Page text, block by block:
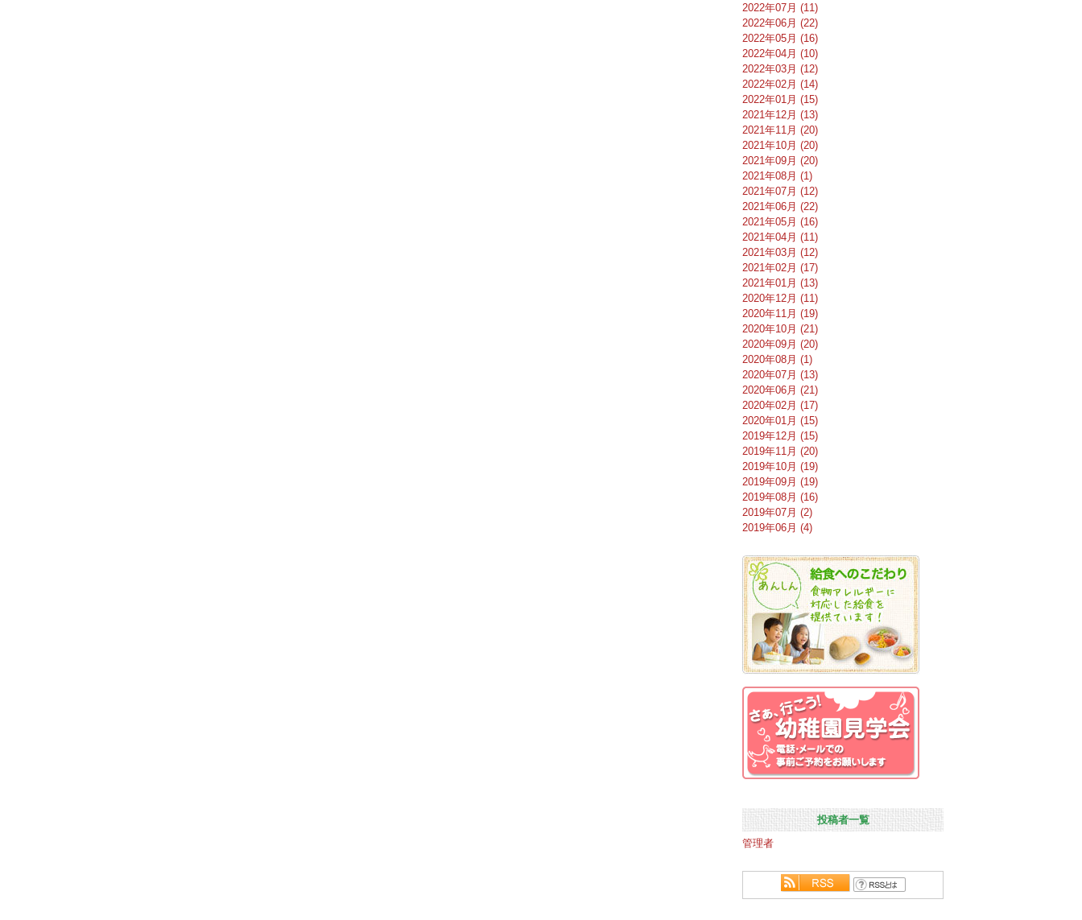
2022年07月 (11)
2022年06月 (22)
2022年05月 (16)
2022年04月 (10)
2022年03月 (12)
2022年02月 (14)
2022年01月 (15)
2021年12月 (13)
2021年11月 (20)
2021年10月 (20)
2021年09月 (20)
2021年08月 (1)
2021年07月 (12)
2021年06月 (22)
2021年05月 (16)
2021年04月 (11)
2021年03月 (12)
2021年02月 (17)
2021年01月 (13)
2020年12月 (11)
2020年11月 (19)
2020年10月 (21)
2020年09月 (20)
2020年08月 (1)
2020年07月 (13)
2020年06月 (21)
2020年02月 (17)
2020年01月 (15)
2019年12月 (15)
2019年11月 (20)
2019年10月 (19)
2019年09月 (19)
2019年08月 (16)
2019年07月 (2)
2019年06月 (4)
投稿者一覧
管理者